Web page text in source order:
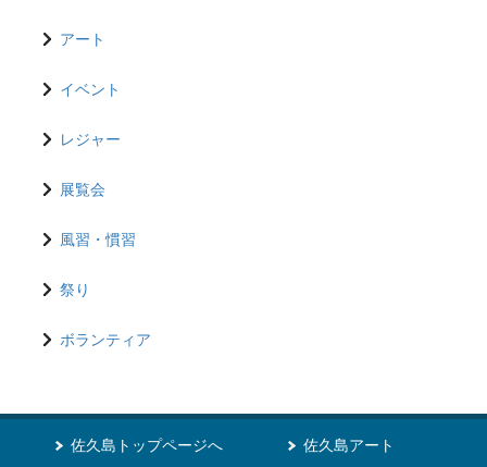
アート
イベント
レジャー
展覧会
風習・慣習
祭り
ボランティア
佐久島トップページへ 佐久島アート